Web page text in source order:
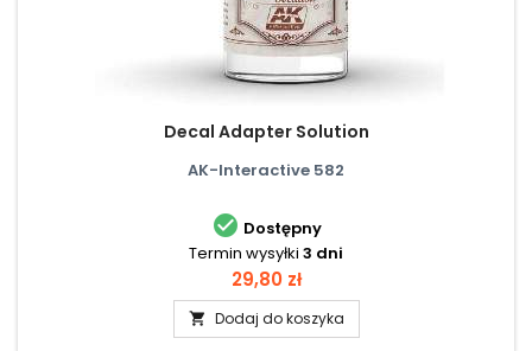
Decal Adapter Solution
AK-Interactive 582
 Dostępny
Termin wysyłki 3 dni
Cena
29,80 zł
 Dodaj do koszyka